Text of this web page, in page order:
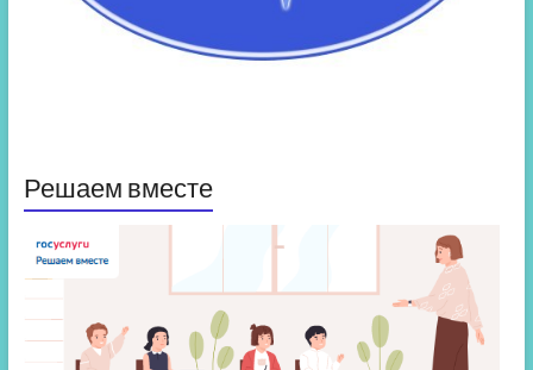
Решаем вместе